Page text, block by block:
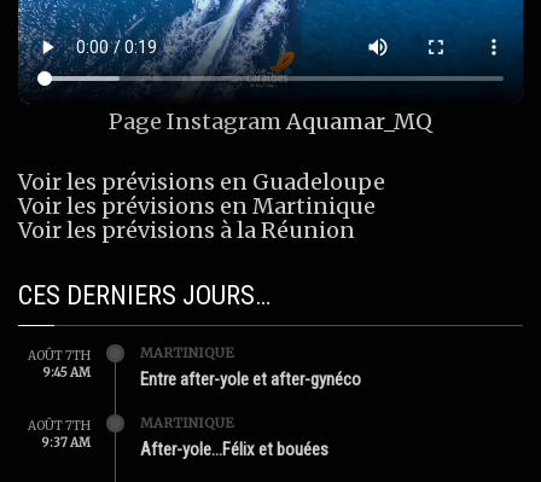
Page Instagram Aquamar_MQ
Voir les prévisions en Guadeloupe
Voir les prévisions en Martinique
Voir les prévisions à la Réunion
CES DERNIERS JOURS…
AOÛT 7TH
9:45 AM
MARTINIQUE
Entre after-yole et after-gynéco
AOÛT 7TH
9:37 AM
MARTINIQUE
After-yole…Félix et bouées